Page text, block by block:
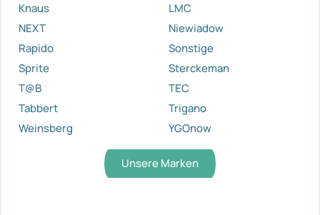
Knaus
LMC
NEXT
Niewiadow
Rapido
Sonstige
Sprite
Sterckeman
T@B
TEC
Tabbert
Trigano
Weinsberg
YGOnow
Unsere Marken